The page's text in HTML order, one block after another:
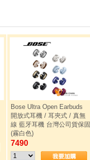
Bose Ultra Open Earbuds
開放式耳機 / 耳夾式 / 真無
線 藍牙耳機 台灣公司貨保固
(霧白色)
7490